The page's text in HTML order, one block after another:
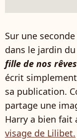
Sur une
dans le jardin
fille de nos
écrit
sa publication.
partage une
Harry a bien fait
visage de Lilibet.